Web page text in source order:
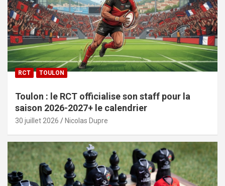
RCT TOULON
Toulon : le RCT officialise son staff pour la
saison 2026-2027+ le calendrier
30 juillet 2026 Nicolas Dupre